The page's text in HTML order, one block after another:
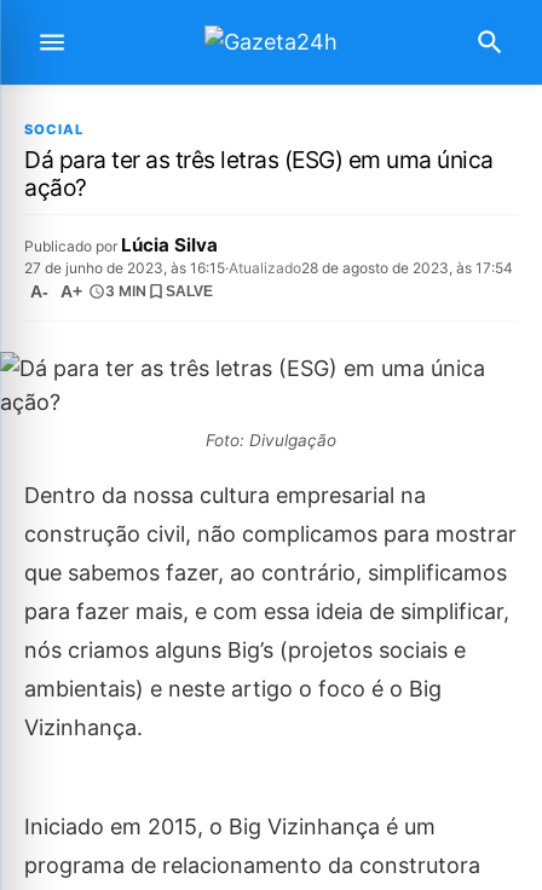
SOCIAL
Dá para ter as três letras (ESG) em uma única
ação?
Publicado por Lúcia Silva
27 de junho de 2023, às 16:15·Atualizado28 de agosto de 2023, às 17:54
A- A+ 3 MIN SALVE
Foto: Divulgação
Dentro da nossa cultura empresarial na
construção civil, não complicamos para mostrar
que sabemos fazer, ao contrário, simplificamos
para fazer mais, e com essa ideia de simplificar,
nós criamos alguns Big’s (projetos sociais e
ambientais) e neste artigo o foco é o Big
Vizinhança.
Iniciado em 2015, o Big Vizinhança é um
programa de relacionamento da construtora